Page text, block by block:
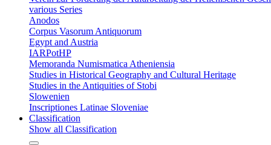
various Series
Anodos
Corpus Vasorum Antiquorum
Egypt and Austria
IARPotHP
Memoranda Numismatica Atheniensia
Studies in Historical Geography and Cultural Heritage
Studies in the Antiquities of Stobi
Slowenien
Inscriptiones Latinae Sloveniae
Classification
Show all Classification